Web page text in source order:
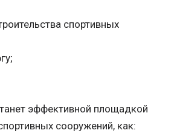
спортивных
эффективной площадкой
сооружений, как: